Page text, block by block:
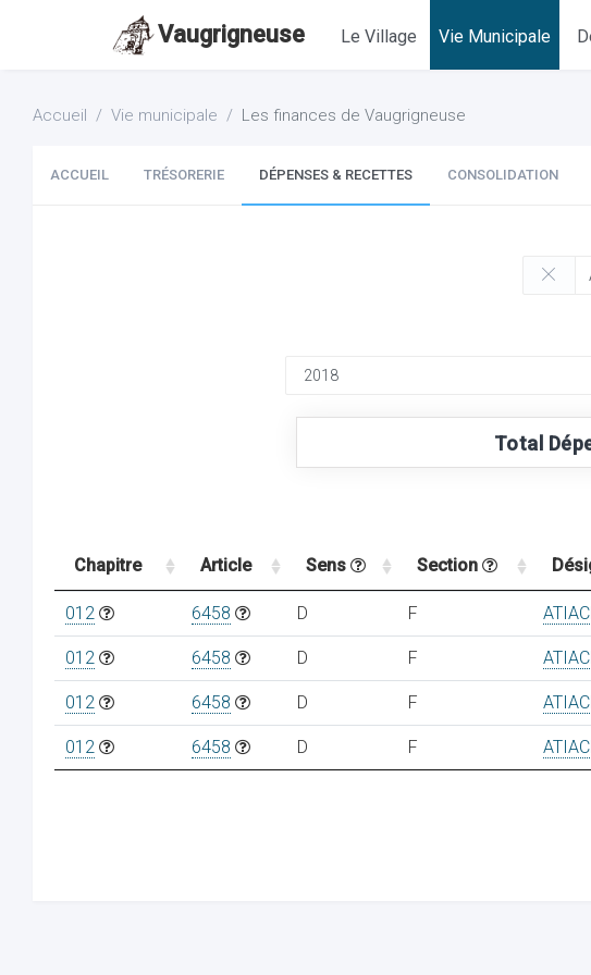
Vaugrigneuse Le Village Vie Municipale
Accueil Vie municipale Les finances de Vaugrigneuse
ACCUEIL TRÉSORERIE DÉPENSES & RECETTES CONSOLIDATION
Total
Chapitre Article Sens Section
012 6458 D F
012 6458 D F
012 6458 D F
012 6458 D F